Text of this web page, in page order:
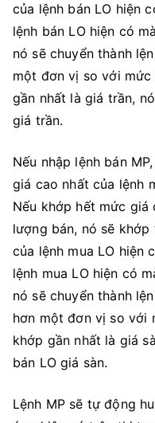
của lệnh bán LO hiện
lệnh bán LO hiện có
nó sẽ chuyển thành
một đơn vị so với mức
gần nhất là giá trần,
giá trần.
Nếu nhập lệnh bán
giá cao nhất của lệnh
Nếu khớp hết mức giá
lượng bán, nó sẽ
của lệnh mua LO hiện
lệnh mua LO hiện có
nó sẽ chuyển thành
hơn một đơn vị so với
khớp gần nhất là giá
bán LO giá sàn.
Lệnh MP sẽ tự động